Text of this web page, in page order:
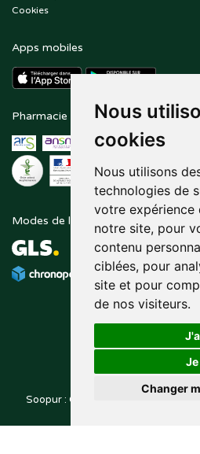
Nous
cookies
Nous utilisons
technologies de
votre expérience
notre site, pour
contenu
ciblées, pour
site et pour
de nos visiteurs.
Changer
Cookies
Apps mobiles
Pharmacie en ligne agréée
Modes de livraison
Soopur : Cosmétiques, soin de la